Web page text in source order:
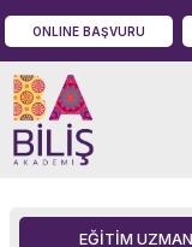
ONLINE BAŞVURU
EĞITIM